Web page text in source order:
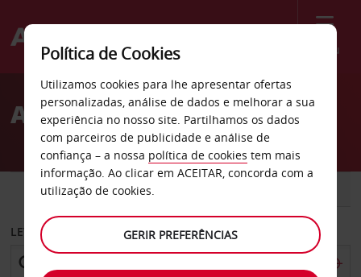
Menu
Welcome
AvisAluguer de carros Holland
CARRO
LEVANTAR EM
Política de Cookies
Utilizamos cookies para lhe apresentar ofertas
personalizadas, análise de dados e melhorar a sua
experiência no nosso site. Partilhamos os dados
com parceiros de publicidade e análise de
confiança – a nossa política de cookies tem mais
informação. Ao clicar em ACEITAR, concorda com a
utilização de cookies.
GERIR PREFERÊNCIAS